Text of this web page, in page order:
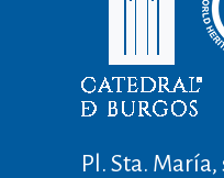
Pl. Sta.